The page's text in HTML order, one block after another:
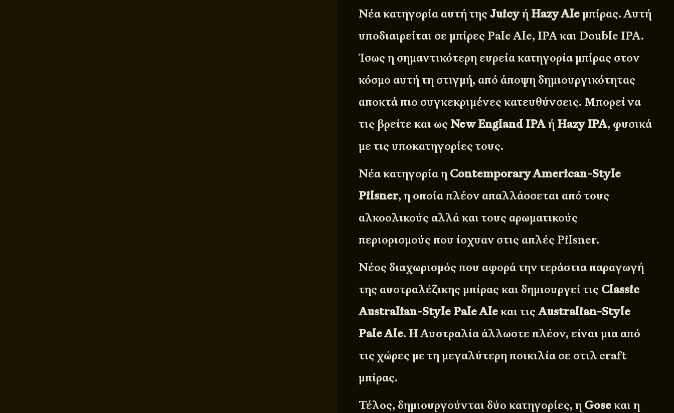
Νέα κατηγορία αυτή τηςJuicyή Hazy Aleμπίρας. Αυτή
υποδιαιρείται σε μπίρες Pale Ale, IPA και Double IPA.
Ίσως η σημαντικότερη ευρεία κατηγορία μπίρας στον
κόσμο αυτή τη στιγμή, από άποψη δημιουργικότητας
αποκτά πιο συγκεκριμένες κατευθύνσεις. Μπορεί να
τις βρείτε και ως New England IPAή Hazy IPA, φυσικά
με τις υποκατηγορίες τους.
Νέα κατηγορία η Contemporary American-Style
Pilsner, η οποία πλέον απαλλάσσεται από τους
αλκοολικούς αλλά και τους αρωματικούς
περιορισμούς που ίσχυαν στις απλές Pilsner.
Νέος διαχωρισμός που αφορά την τεράστια παραγωγή
της αυστραλέζικης μπίρας και δημιουργεί τις Classic
Australian-Style Pale Aleκαι τιςAustralian-Style
Pale Ale. Η Αυστραλία άλλωστε πλέον, είναι μια από
τις χώρες με τη μεγαλύτερη ποικιλία σε στιλ craft
μπίρας.
Τέλος, δημιουργούνται δύο κατηγορίες, η Goseκαι η